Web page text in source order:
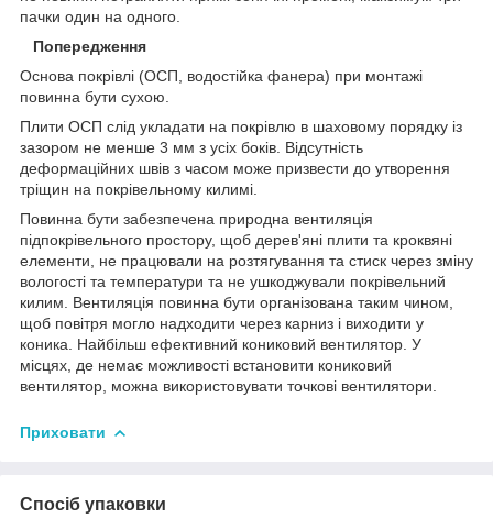
пачки один на одного.
Попередження
Основа покрівлі (ОСП, водостійка фанера) при монтажі
повинна бути сухою.
Плити ОСП слід укладати на покрівлю в шаховому порядку із
зазором не менше 3 мм з усіх боків. Відсутність
деформаційних швів з часом може призвести до утворення
тріщин на покрівельному килимі.
Повинна бути забезпечена природна вентиляція
підпокрівельного простору, щоб дерев'яні плити та кроквяні
елементи, не працювали на розтягування та стиск через зміну
вологості та температури та не ушкоджували покрівельний
килим. Вентиляція повинна бути організована таким чином,
щоб повітря могло надходити через карниз і виходити у
коника. Найбільш ефективний кониковий вентилятор. У
місцях, де немає можливості встановити кониковий
вентилятор, можна використовувати точкові вентилятори.
Приховати
Спосіб упаковки